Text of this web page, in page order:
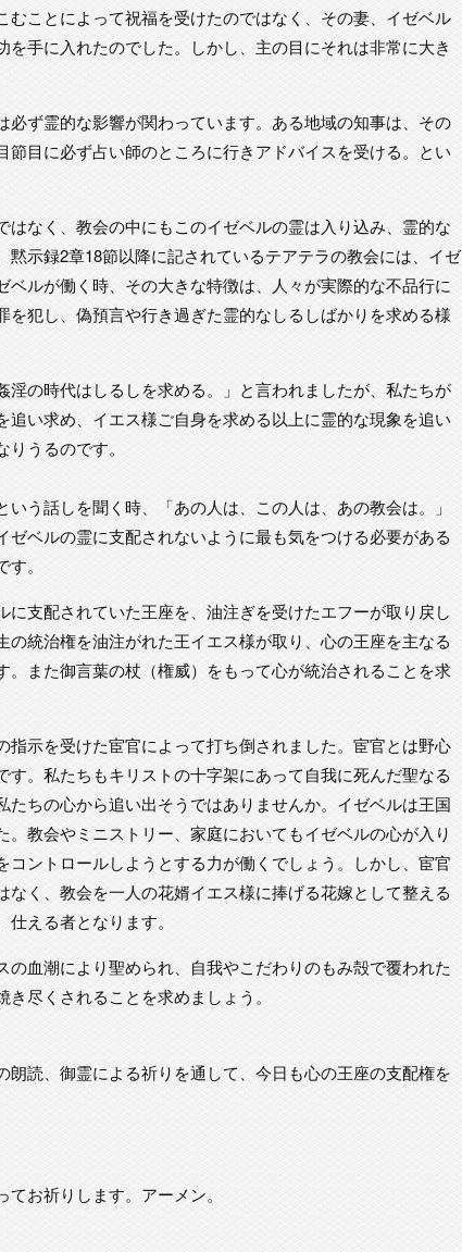
むことによって祝福を受けたのではなく、その妻、イゼベル
を手に入れたのでした。しかし、主の目にそれは非常に大き
必ず霊的な影響が関わっています。ある地域の知事は、その
節目に必ず占い師のところに行きアドバイスを受ける。とい
はなく、教会の中にもこのイゼベルの霊は入り込み、霊的な
黙示録2章18節以降に記されているテアテラの教会には、イゼ
ベルが働く時、その大きな特徴は、人々が実際的な不品行に
を犯し、偽預言や行き過ぎた霊的なしるしばかりを求める様
淫の時代はしるしを求める。」と言われましたが、私たちが
追い求め、イエス様ご自身を求める以上に霊的な現象を追い
うるのです。
う話しを聞く時、「あの人は、この人は、あの教会は。」
ゼベルの霊に支配されないように最も気をつける必要がある
。
に支配されていた王座を、油注ぎを受けたエフーが取り戻し
の統治権を油注がれた王イエス様が取り、心の王座を主なる
。また御言葉の杖（権威）をもって心が統治されることを求
指示を受けた宦官によって打ち倒されました。宦官とは野心
す。私たちもキリストの十字架にあって自我に死んだ聖なる
たちの心から追い出そうではありませんか。イゼベルは王国
。教会やミニストリー、家庭においてもイゼベルの心が入り
コントロールしようとする力が働くでしょう。しかし、宦官
なく、教会を一人の花婿イエス様に捧げる花嫁として整える
える者となります。
の血潮により聖められ、自我やこだわりのもみ殻で覆われた
尽くされることを求めましょう。
朗読、御霊による祈りを通して、今日も心の王座の支配権を
お祈りします。アーメン。